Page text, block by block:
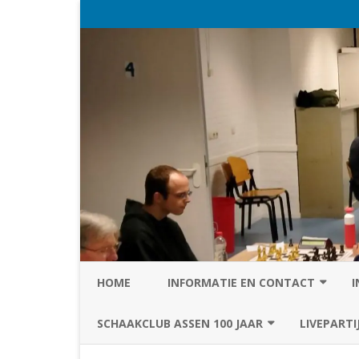
HOME INFORMATIE EN CONTACT
PRIVACY STATEMENT VAN SC
SCHAAKCLUB ASSEN 100 JAAR